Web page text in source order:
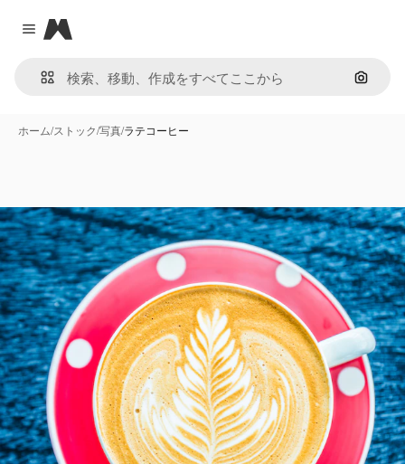
Close menu
Magnific
画像で
ホーム/ストック/写真/ラテコーヒー